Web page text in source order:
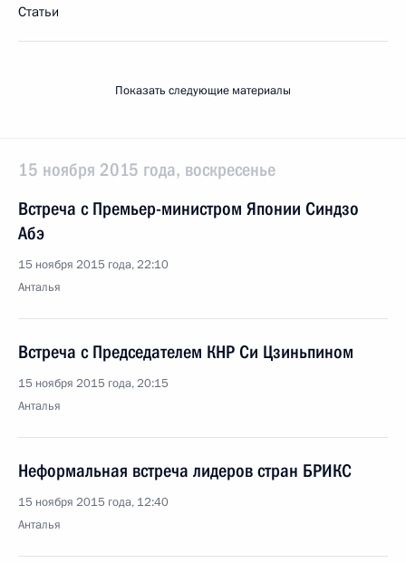
Статьи
Показать следующие материалы
15 ноября 2015 года, воскресенье
Встреча с Премьер-министром Японии Синдзо
Абэ
15 ноября 2015 года, 22:10
Анталья
Встреча с Председателем КНР Си Цзиньпином
15 ноября 2015 года, 20:15
Анталья
Неформальная встреча лидеров стран БРИКС
15 ноября 2015 года, 12:40
Анталья